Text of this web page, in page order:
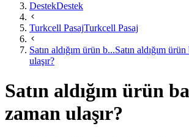
DestekDestek
Turkcell PasajTurkcell Pasaj
Satın aldığım ürün b...Satın aldığım
ulaşır?
Satın aldığım ürün
zaman ulaşır?